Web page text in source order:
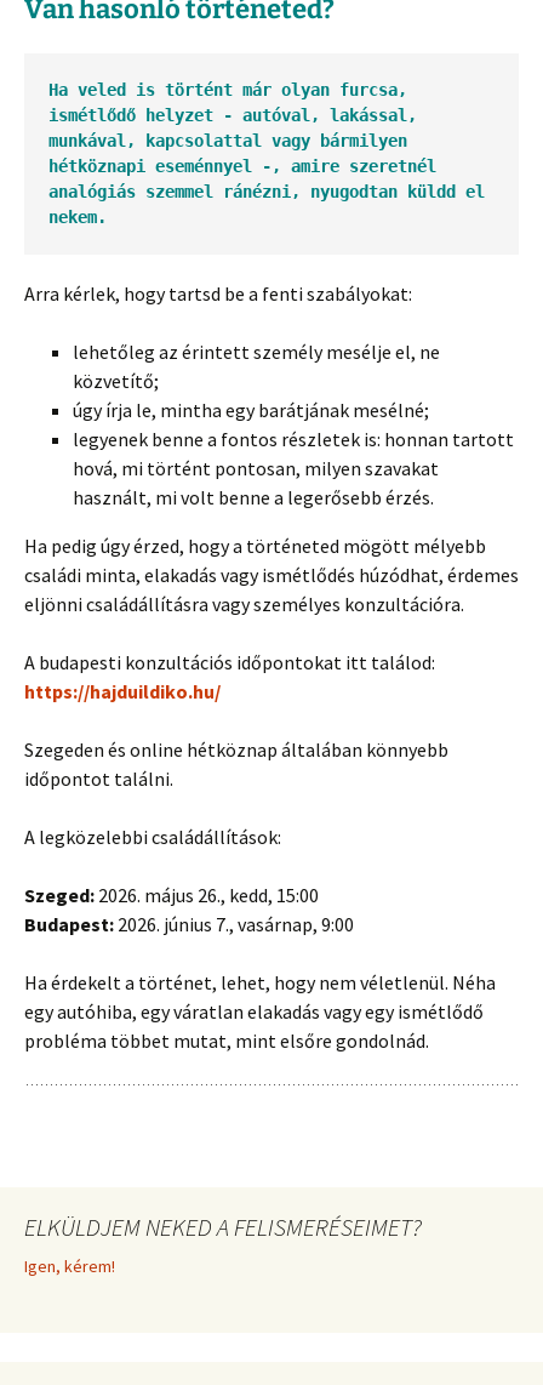
Van hasonló történeted?
Ha veled is történt már olyan furcsa,
ismétlődő helyzet - autóval, lakással,
munkával, kapcsolattal vagy bármilyen
hétköznapi eseménnyel -, amire szeretnél
analógiás szemmel ránézni, nyugodtan küldd el
nekem.
Arra kérlek, hogy tartsd be a fenti szabályokat:
lehetőleg az érintett személy mesélje el, ne
közvetítő;
úgy írja le, mintha egy barátjának mesélné;
legyenek benne a fontos részletek is: honnan tartott
hová, mi történt pontosan, milyen szavakat
használt, mi volt benne a legerősebb érzés.
Ha pedig úgy érzed, hogy a történeted mögött mélyebb
családi minta, elakadás vagy ismétlődés húzódhat, érdemes
eljönni családállításra vagy személyes konzultációra.
A budapesti konzultációs időpontokat itt találod:
https://hajduildiko.hu/
Szegeden és online hétköznap általában könnyebb
időpontot találni.
A legközelebbi családállítások:
Szeged: 2026. május 26., kedd, 15:00
Budapest: 2026. június 7., vasárnap, 9:00
Ha érdekelt a történet, lehet, hogy nem véletlenül. Néha
egy autóhiba, egy váratlan elakadás vagy egy ismétlődő
probléma többet mutat, mint elsőre gondolnád.
ELKÜLDJEM NEKED A FELISMERÉSEIMET?
Igen, kérem!